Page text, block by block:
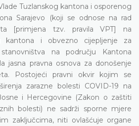
Tuzlanskog kantona i osporenog
Sarajevo (koji se odnose na rad
[primjena tzv. pravila VPT] na
kantona i obvezno cijepljenje za
na području Kantona
jasna pravna osnova za donošenje
Postojeći pravni okvir kojim se
zarazne bolesti COVID-19 na
i Hercegovine (Zakon o zaštiti
bolesti) ne sadrži sporne mjere
zaključcima, niti ovlašćuje organe